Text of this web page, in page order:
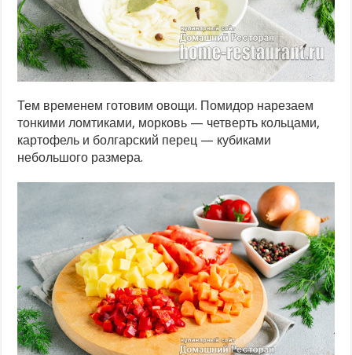
Тем временем готовим овощи. Помидор нарезаем
тонкими ломтиками, морковь — четверть кольцами,
картофель и болгарский перец — кубиками
небольшого размера.